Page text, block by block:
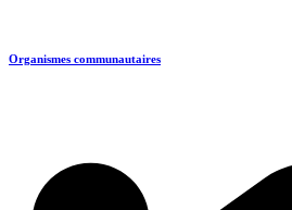
Organismes communautaires